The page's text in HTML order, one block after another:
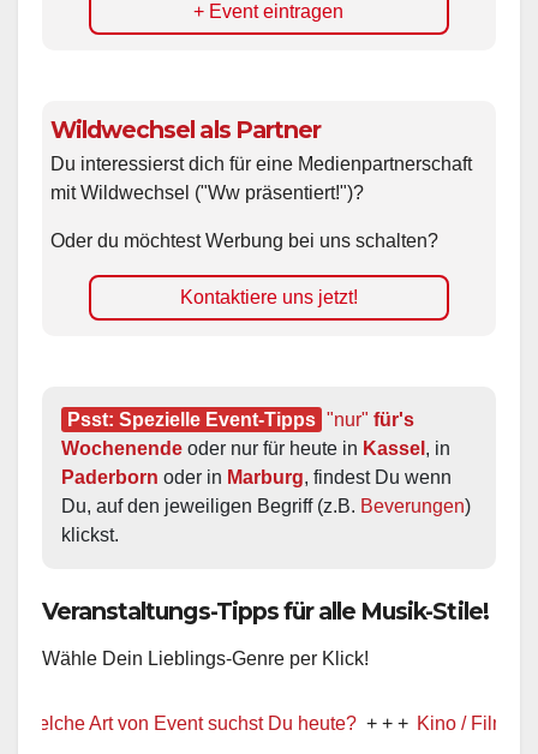
+ Event eintragen
Wildwechsel als Partner
Du interessierst dich für eine Medienpartnerschaft
mit Wildwechsel ("Ww präsentiert!")?
Oder du möchtest Werbung bei uns schalten?
Kontaktiere uns jetzt!
Psst: Spezielle Event-Tipps "nur" für's
Wochenende oder nur für heute in Kassel
Paderborn oder in Marburg, findest Du wenn
Du, auf den jeweiligen Begriff (z.B. Beverungen)
klickst.
Veranstaltungs-Tipps für alle Musik-Stile!
Wähle Dein Lieblings-Genre per Klick!
Art von Event suchst Du heute? + + + Kino / Film + + +